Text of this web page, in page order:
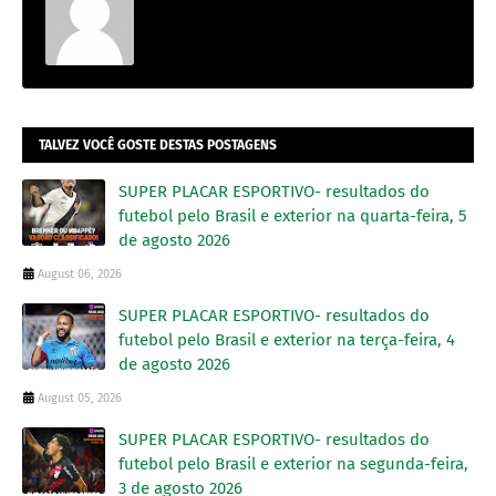
TALVEZ VOCÊ GOSTE DESTAS POSTAGENS
SUPER PLACAR ESPORTIVO- resultados do
futebol pelo Brasil e exterior na quarta-feira, 5
de agosto 2026
August 06, 2026
SUPER PLACAR ESPORTIVO- resultados do
futebol pelo Brasil e exterior na terça-feira, 4
de agosto 2026
August 05, 2026
SUPER PLACAR ESPORTIVO- resultados do
futebol pelo Brasil e exterior na segunda-feira,
3 de agosto 2026